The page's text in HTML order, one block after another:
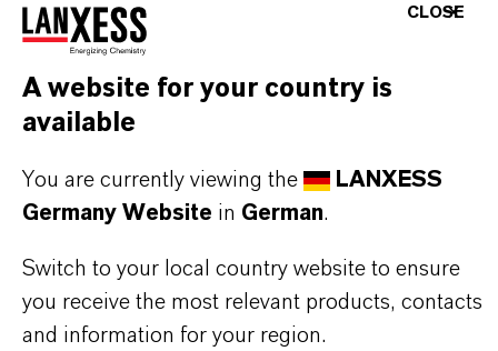
stehen für Zuverlässigkeit, Innovationskraft und
unseres Handelns stehen jedoch Sie: unsere
Kunden. Unsere Kunden profitieren von
maßgeschneiderten Lösungen, globaler Präsenz
und einem tiefen Verständnis ihrer Märkte. Hier
LANXESS der richtige Partner für Ihr Unternehmen
ist.
CLOSE
A website for your country is
available
You are currently viewing the
LANXESS
Germany Website in German.
Switch to your local country website to ensure
you receive the most relevant products, contacts
and information for your region.